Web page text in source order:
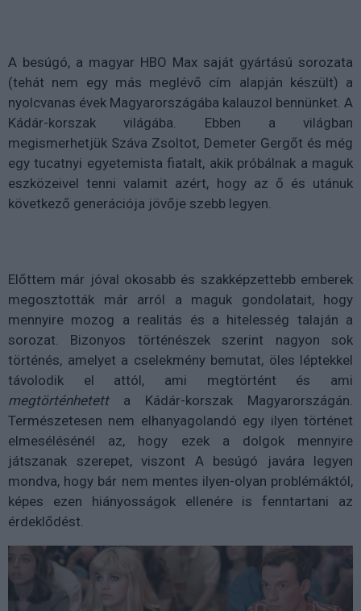
A besúgó, a magyar HBO Max saját gyártású sorozata
(tehát nem egy más meglévő cím alapján készült) a
nyolcvanas évek Magyarországába kalauzol bennünket. A
Kádár-korszak világába. Ebben a világban
megismerhetjük Száva Zsoltot, Demeter Gergőt és még
egy tucatnyi egyetemista fiatalt, akik próbálnak a maguk
eszközeivel tenni valamit azért, hogy az ő és utánuk
következő generációja jövője szebb legyen.
Előttem már jóval okosabb és szakképzettebb emberek
megosztották már arról a maguk gondolatait, hogy
mennyire mozog a realitás és a hitelesség talaján a
sorozat. Bizonyos történészek szerint nagyon sok
történés, amelyet a cselekmény bemutat, öles léptekkel
távolodik el attól, ami megtörtént és ami
megtörténhetetta Kádár-korszak Magyarországán.
Természetesen nem elhanyagolandó egy ilyen történet
elmesélésénél az, hogy ezek a dolgok mennyire
játszanak szerepet, viszont A besúgó javára legyen
mondva, hogy bár nem mentes ilyen-olyan problémáktól,
képes ezen hiányosságok ellenére is fenntartani az
érdeklődést.